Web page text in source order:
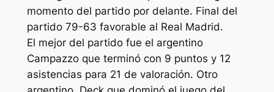
momento del partido por delante. Final del
partido 79-63 favorable al Real Madrid.
El mejor del partido fue el argentino
Campazzo que terminó con 9 puntos y 12
asistencias para 21 de valoración. Otro